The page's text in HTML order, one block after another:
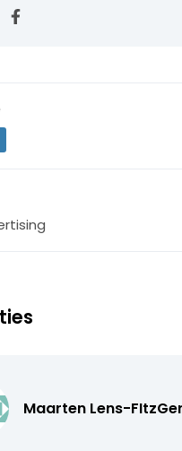
Maarten Lens-